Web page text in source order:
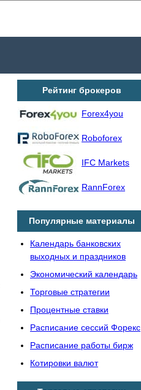
Рейтинг брокеров
Forex4you
Roboforex
IFC Markets
RannForex
Популярные материалы
Календарь банковских
выходных и праздников
Экономический календарь
Торговые стратегии
Процентные ставки
Расписание сессий Форекс
Расписание работы бирж
Котировки валют